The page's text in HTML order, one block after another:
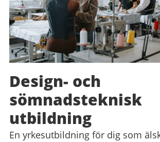
Design- och
sömnadsteknisk
utbildning
En yrkesutbildning för dig som